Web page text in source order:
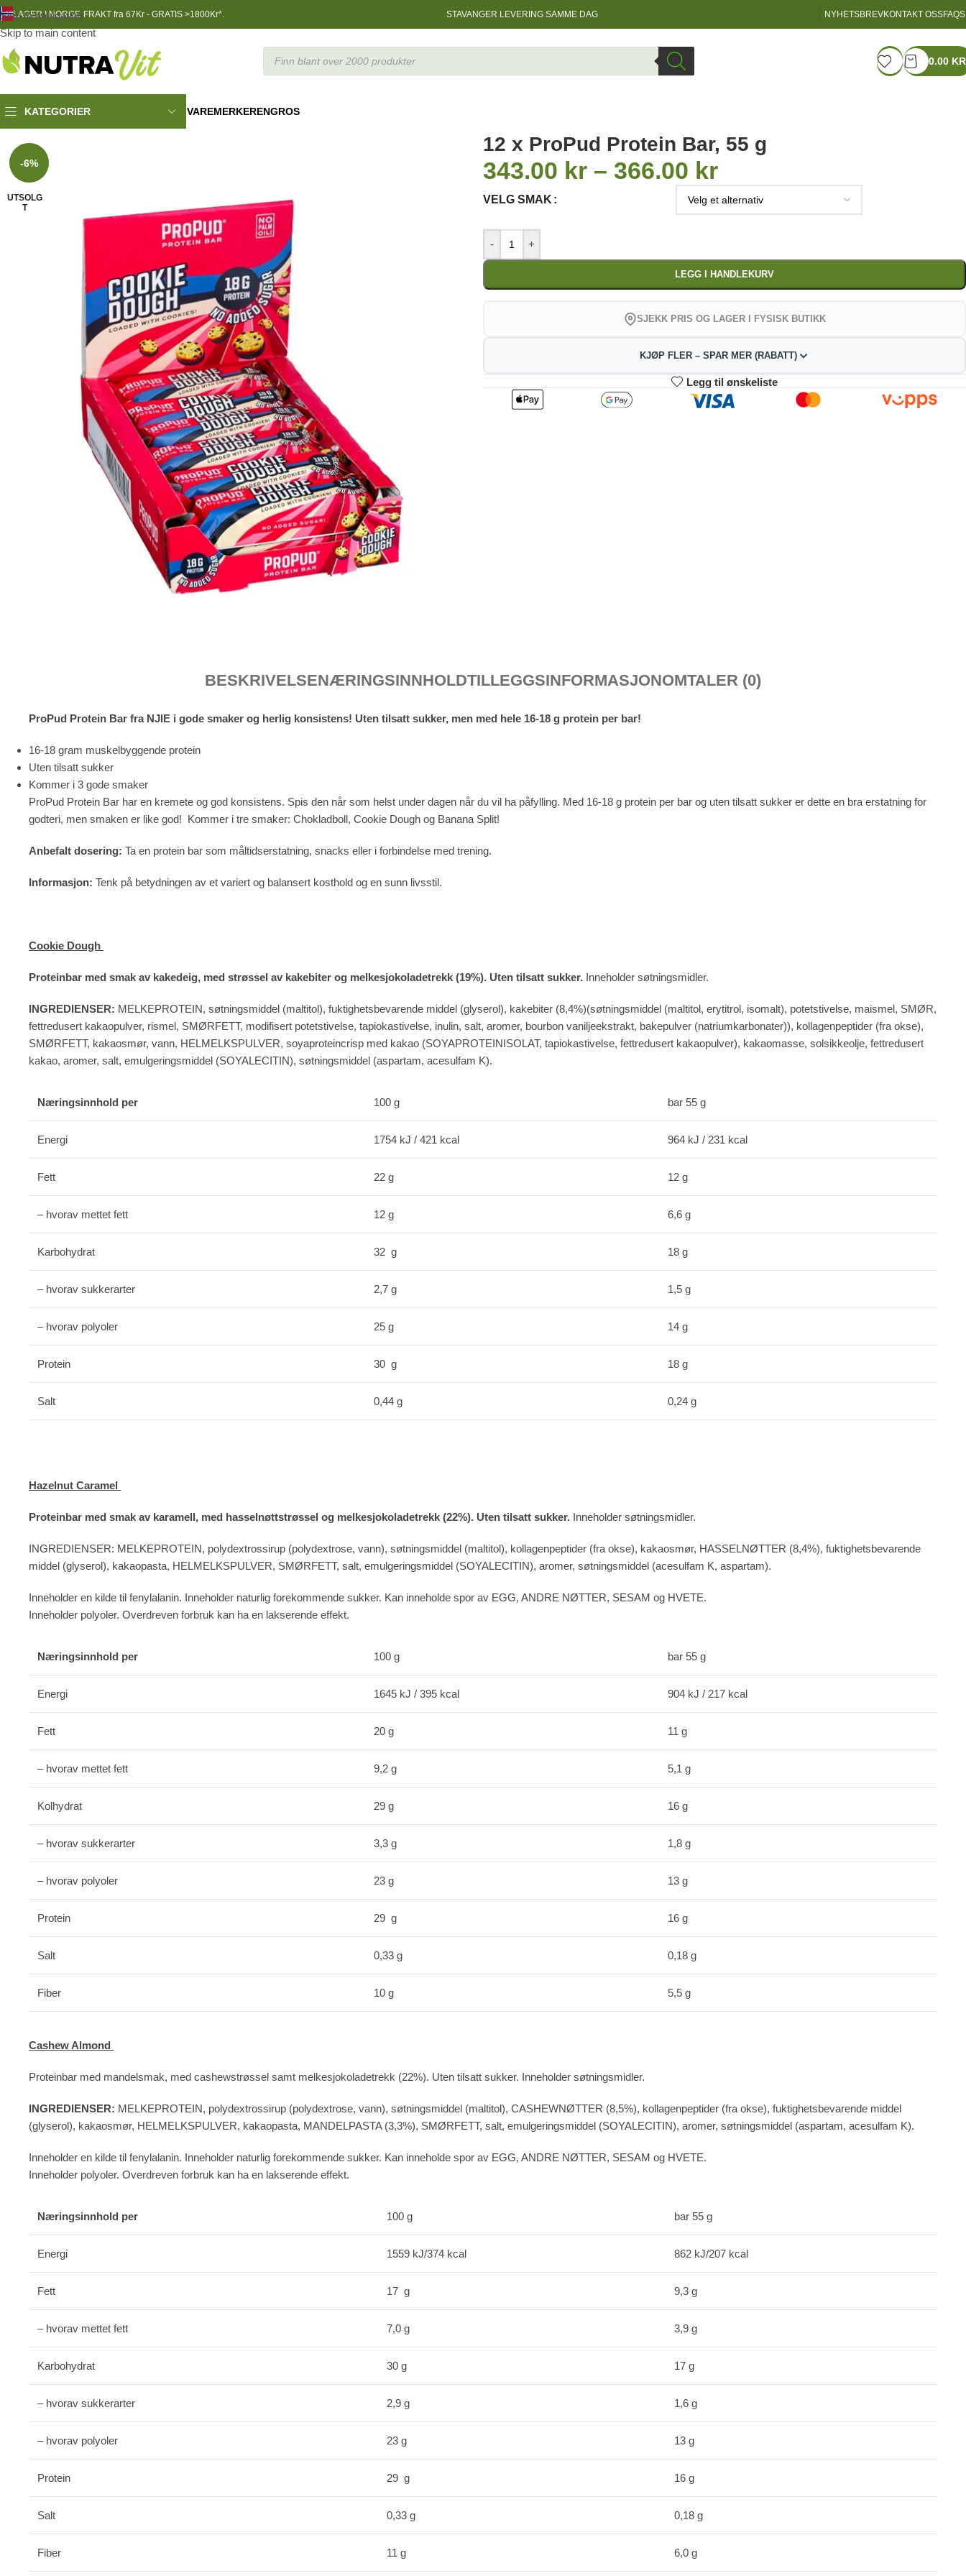
Skip to navigation
Skip to main content
LAGER I NORGEFRAKT fra 67Kr - GRATIS >1800Kr*. STAVANGER LEVERING SAMME DAG NYHETSBREVKONTAKT OSSFAQS
0.00 KR
KATEGORIER VAREMERKERENGROS
-6%
UTSOLG
T
12 x ProPud Protein Bar, 55 g
343.00 kr – 366.00 kr
VELG SMAK
- +
LEGG I HANDLEKURV
SJEKK PRIS OG LAGER I FYSISK BUTIKK
KJØP FLER – SPAR MER (RABATT)
2
339.57
3-4 5-9
kr
10+
312.13 kr
Legg til ønskeliste
BESKRIVELSENÆRINGSINNHOLDTILLEGGSINFORMASJONOMTALER (0)
ProPud Protein Bar fra NJIE i gode smaker og herlig konsistens! Uten tilsatt sukker, men med hele 16-18 g protein per bar!
16-18 gram muskelbyggende protein
Uten tilsatt sukker
Kommer i 3 gode smaker
ProPud Protein Bar har en kremete og god konsistens. Spis den når som helst under dagen når du vil ha påfylling. Med 16-18 g protein per bar og uten tilsatt sukker er dette en bra erstatning for
godteri, men smaken er like god! Kommer i tre smaker: Chokladboll, Cookie Dough og Banana Split!
Anbefalt dosering: Ta en protein bar som måltidserstatning, snacks eller i forbindelse med trening.
Informasjon: Tenk på betydningen av et variert og balansert kosthold og en sunn livsstil.
Cookie Dough
Proteinbar med smak av kakedeig, med strøssel av kakebiter og melkesjokoladetrekk (19%). Uten tilsatt sukker. Inneholder søtningsmidler.
INGREDIENSER: MELKEPROTEIN, søtningsmiddel (maltitol), fuktighetsbevarende middel (glyserol), kakebiter (8,4%)(søtningsmiddel (maltitol, erytitrol, isomalt), potetstivelse, maismel, SMØR,
fettredusert kakaopulver, rismel, SMØRFETT, modifisert potetstivelse, tapiokastivelse, inulin, salt, aromer, bourbon vaniljeekstrakt, bakepulver (natriumkarbonater)), kollagenpeptider (fra okse),
SMØRFETT, kakaosmør, vann, HELMELKSPULVER, soyaproteincrisp med kakao (SOYAPROTEINISOLAT, tapiokastivelse, fettredusert kakaopulver), kakaomasse, solsikkeolje, fettredusert
kakao, aromer, salt, emulgeringsmiddel (SOYALECITIN), søtningsmiddel (aspartam, acesulfam K).
Næringsinnhold per 100 g bar 55 g
Energi 1754 kJ / 421 kcal 964 kJ / 231 kcal
Fett 22 g 12 g
– hvorav mettet fett 12 g 6,6 g
Karbohydrat 32 g 18 g
– hvorav sukkerarter 2,7 g 1,5 g
– hvorav polyoler 25 g 14 g
Protein 30 g 18 g
Salt 0,44 g 0,24 g
Hazelnut Caramel
Proteinbar med smak av karamell, med hasselnøttstrøssel og melkesjokoladetrekk (22%). Uten tilsatt sukker. Inneholder søtningsmidler.
INGREDIENSER: MELKEPROTEIN, polydextrossirup (polydextrose, vann), søtningsmiddel (maltitol), kollagenpeptider (fra okse), kakaosmør, HASSELNØTTER (8,4%), fuktighetsbevarende
middel (glyserol), kakaopasta, HELMELKSPULVER, SMØRFETT, salt, emulgeringsmiddel (SOYALECITIN), aromer, søtningsmiddel (acesulfam K, aspartam).
Inneholder en kilde til fenylalanin. Inneholder naturlig forekommende sukker. Kan inneholde spor av EGG, ANDRE NØTTER, SESAM og HVETE.
Inneholder polyoler. Overdreven forbruk kan ha en lakserende effekt.
Næringsinnhold per 100 g bar 55 g
Energi 1645 kJ / 395 kcal 904 kJ / 217 kcal
Fett 20 g 11 g
– hvorav mettet fett 9,2 g 5,1 g
Kolhydrat 29 g 16 g
– hvorav sukkerarter 3,3 g 1,8 g
– hvorav polyoler 23 g 13 g
Protein 29 g 16 g
Salt 0,33 g 0,18 g
Fiber 10 g 5,5 g
Cashew Almond
Proteinbar med mandelsmak, med cashewstrøssel samt melkesjokoladetrekk (22%). Uten tilsatt sukker. Inneholder søtningsmidler.
INGREDIENSER: MELKEPROTEIN, polydextrossirup (polydextrose, vann), søtningsmiddel (maltitol), CASHEWNØTTER (8,5%), kollagenpeptider (fra okse), fuktighetsbevarende middel
(glyserol), kakaosmør, HELMELKSPULVER, kakaopasta, MANDELPASTA (3,3%), SMØRFETT, salt, emulgeringsmiddel (SOYALECITIN), aromer, søtningsmiddel (aspartam, acesulfam K).
Inneholder en kilde til fenylalanin. Inneholder naturlig forekommende sukker. Kan inneholde spor av EGG, ANDRE NØTTER, SESAM og HVETE.
Inneholder polyoler. Overdreven forbruk kan ha en lakserende effekt.
Næringsinnhold per 100 g bar 55 g
Energi 1559 kJ/374 kcal 862 kJ/207 kcal
Fett 17 g 9,3 g
– hvorav mettet fett 7,0 g 3,9 g
Karbohydrat 30 g 17 g
– hvorav sukkerarter 2,9 g 1,6 g
– hvorav polyoler 23 g 13 g
Protein 29 g 16 g
Salt 0,33 g 0,18 g
Fiber 11 g 6,0 g